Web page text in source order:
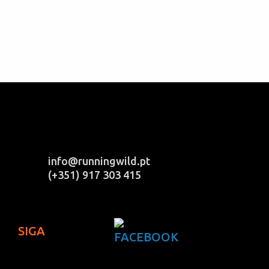
info@runningwild.pt
(+351) 917 303 415
SIGA